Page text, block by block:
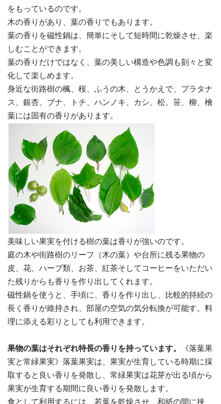
をもっているのです。
木の香りがあり、葉の香りでもあります。
葉の香りを磁性鍋は、簡単にそして短時間に乾燥させ、楽
しむことができます。
葉の香りだけではなく、葉の美しい構造や色調も刻々と変
化して楽しめます。
身近な街路樹の楓、桜、ふうの木、とうかえで、プラタナ
ス、銀杏、ブナ、トチ、ハンノキ、カシ、松、笹、柳、檜
葉には固有の香りがあります。
美味しい果実を付ける樹の葉は香りが強いのです。
庭の木や街路樹のリーフ（木の葉）や台所に残る果物の
皮、花、ハーブ類、お茶、紅茶そしてコーヒーをいただい
た残りからも香りを作り出してくれます。
磁性鍋を使うと、手頃に、香りを作り出し、比較的持続の
長く香りが維持され、部屋の空気の気分転換が可能す。料
理に添える彩りとしても利用できます。
果物の葉はそれぞれ特長の香りを持っています。
《落葉果
実と常緑果実》落葉果実は、果実が生育している時期に採
取すると良い香りを発散し、常緑果実は花芽が出る頃から
果実が生育する期間に良い香りを発散します。
食として利用するには、若葉を乾燥させ、和紙の間に挟